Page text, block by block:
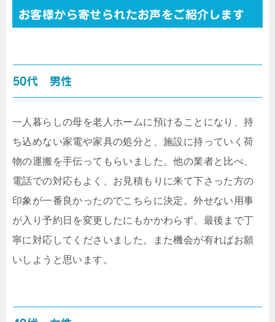
お客様から寄せられたお声をご紹介します
50代 男性
一人暮らしの母を老人ホームに預けることになり、持
ち込めない家電や家具の処分と、施設に持っていく荷
物の運搬を手伝ってもらいました。他の業者と比べ、
電話での対応もよく、お見積もりに来て下さった方の
印象が一番良かったのでこちらに決定。外せない用事
が入り予約日を変更したにもかかわらず、最後まで丁
寧に対応してくださいました。また機会が有ればお願
いしようと思います。